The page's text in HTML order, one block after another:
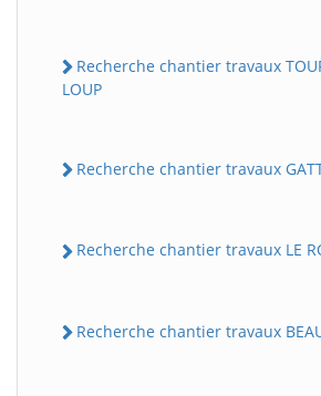
Recherche chantier travaux
LOUP
Recherche chantier travaux
Recherche chantier travaux LE
Recherche chantier travaux